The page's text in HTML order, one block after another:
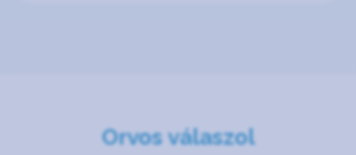
Orvos válaszol